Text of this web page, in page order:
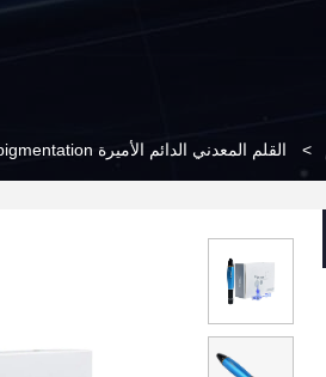
> القلم المعدني الدائم الأميرة Micropigmentation القلم اللاسلكي الوشم Microblading القلم